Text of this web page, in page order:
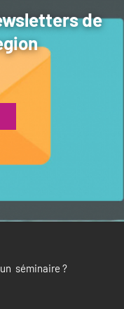
de
séminaire ?